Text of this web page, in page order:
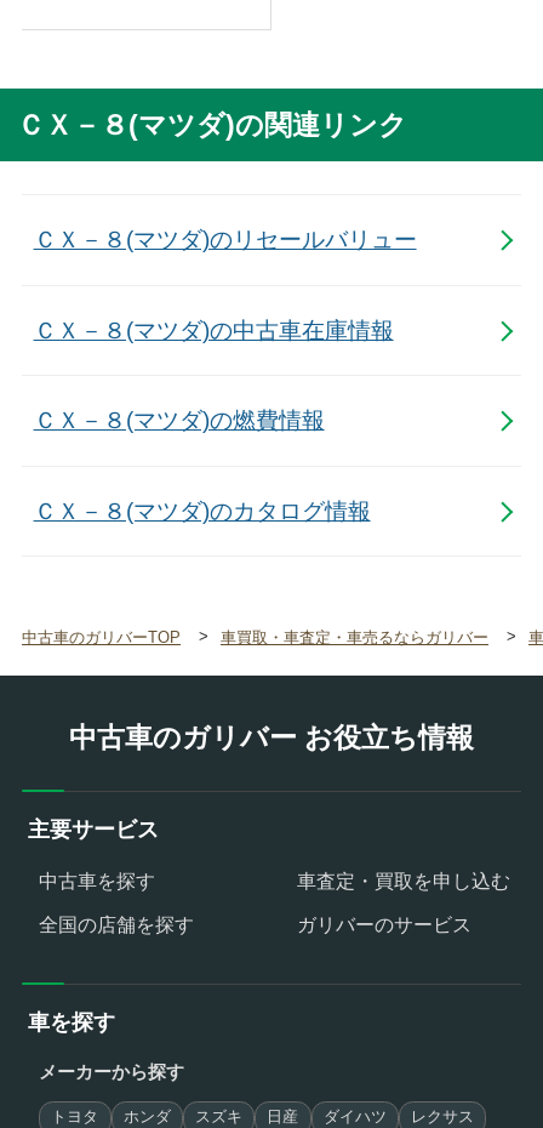
ＣＸ－８(マツダ)の関連リンク
ＣＸ－８(マツダ)のリセールバリュー
ＣＸ－８(マツダ)の中古車在庫情報
ＣＸ－８(マツダ)の燃費情報
ＣＸ－８(マツダ)のカタログ情報
中古車のガリバーTOP 車買取・車査定・車売るならガリバー
中古車のガリバー お役立ち情報
主要サービス
中古車を探す
車査定・買取を申し込む
全国の店舗を探す
ガリバーのサービス
車を探す
メーカーから探す
トヨタ ホンダ スズキ 日産 ダイハツ レクサス